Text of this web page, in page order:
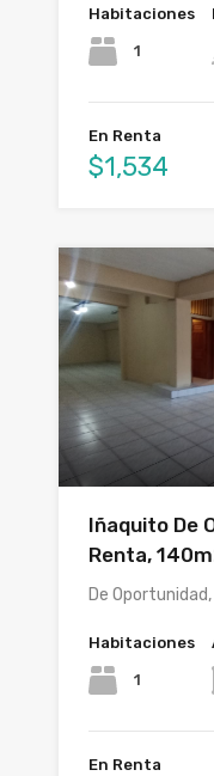
Habitaciones
1
En Renta
$1,534
Iñaquito De
Renta,
De
Habitaciones
1
En Renta